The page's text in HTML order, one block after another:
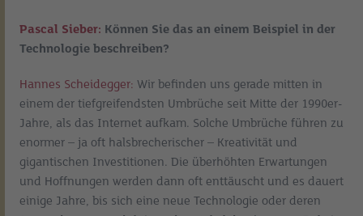
Pascal Sieber: Können Sie das an einem Beispiel in der
Technologie beschreiben?
Hannes Scheidegger: Wir befinden uns gerade mitten in
einem der tiefgreifendsten Umbrüche seit Mitte der 1990er-
Jahre, als das Internet aufkam. Solche Umbrüche führen zu
enormer – ja oft halsbrecherischer – Kreativität und
gigantischen Investitionen. Die überhöhten Erwartungen
und Hoffnungen werden dann oft enttäuscht und es dauert
einige Jahre, bis sich eine neue Technologie oder deren